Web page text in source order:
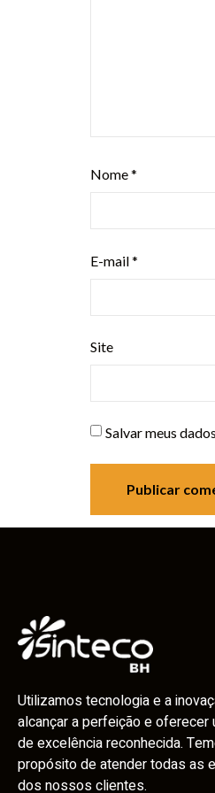
Nome*
E-mail*
Site
Salvar meus
Utilizamos tecnologia e a
alcançar a perfeição e oferecer
de excelência reconhecida.
propósito de atender todas as
dos nossos clientes.